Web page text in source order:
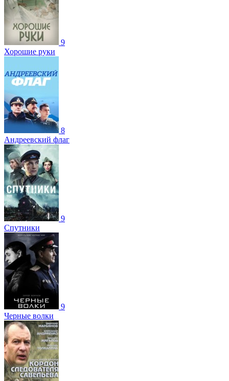
9
Хорошие руки
8
Андреевский флаг
9
Спутники
9
Черные волки